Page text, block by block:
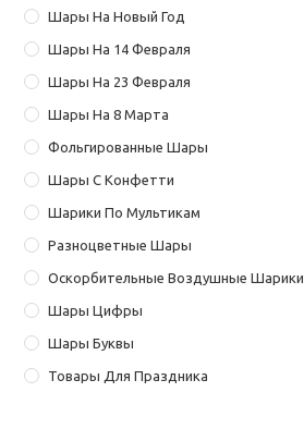
Шары На Новый Год
Шары На 14 Февраля
Шары На 23 Февраля
Шары На 8 Марта
Фольгированные Шары
Шары С Конфетти
Шарики По Мультикам
Разноцветные Шары
Оскорбительные Воздушные Шарики
Шары Цифры
Шары Буквы
Товары Для Праздника